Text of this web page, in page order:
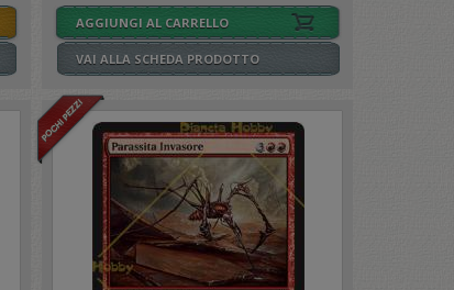
AGGIUNGI AL CARRELLO
VAI ALLA SCHEDA PRODOTTO